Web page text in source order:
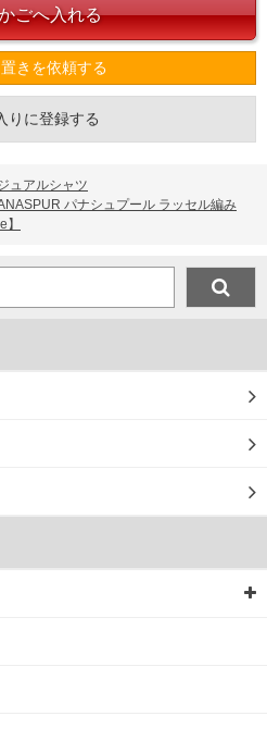
きを依頼する
りに登録する
ュアルシャツ
パナシュプール ラッセル編み